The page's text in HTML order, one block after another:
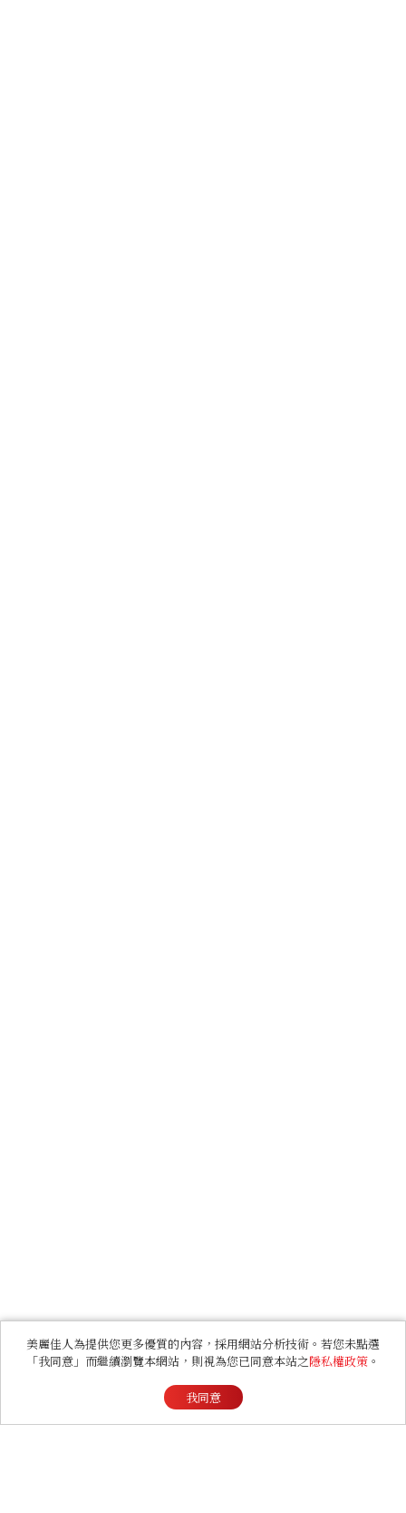
美麗佳人為提供您更多優質的內容，採用網站分析技術。若您未點選
「我同意」而繼續瀏覽本網站，則視為您已同意本站之隱私權政策 。
我同意